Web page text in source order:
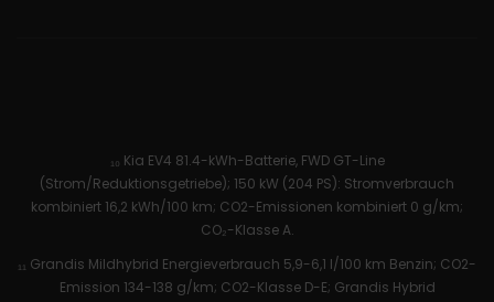
₁₀ Kia EV4 81.4-kWh-Batterie, FWD GT-Line
(Strom/Reduktionsgetriebe); 150 kW (204 PS): Stromverbrauch
kombiniert 16,2 kWh/100 km; CO2-Emissionen kombiniert 0 g/km;
CO₂-Klasse A.
₁₁ Grandis Mildhybrid Energieverbrauch 5,9-6,1 l/100 km Benzin; CO2-
Emission 134-138 g/km; CO2-Klasse D-E; Grandis Hybrid